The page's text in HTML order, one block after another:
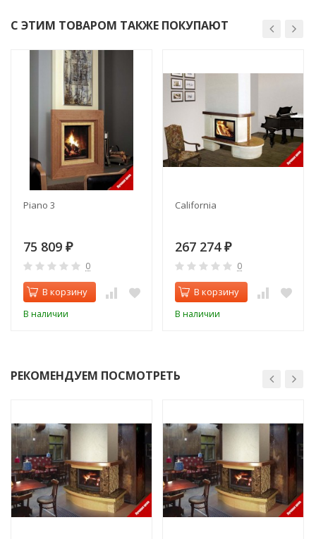
С ЭТИМ ТОВАРОМ ТАКЖЕ ПОКУПАЮТ
Piano 3
75 809 ₽
0
В корзину
В наличии
California
267 274 ₽
0
В корзину
В наличии
РЕКОМЕНДУЕМ ПОСМОТРЕТЬ